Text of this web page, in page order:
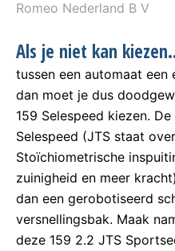
Romeo Nederland B V
Als je niet kan
tussen een automaat een
dan moet je dus
159 Selespeed kiezen.
Selespeed (JTS staat
Stoïchiometrische
zuinigheid en meer
dan een gerobotiseerd
versnellingsbak. Maak
deze 159 2.2 JTS